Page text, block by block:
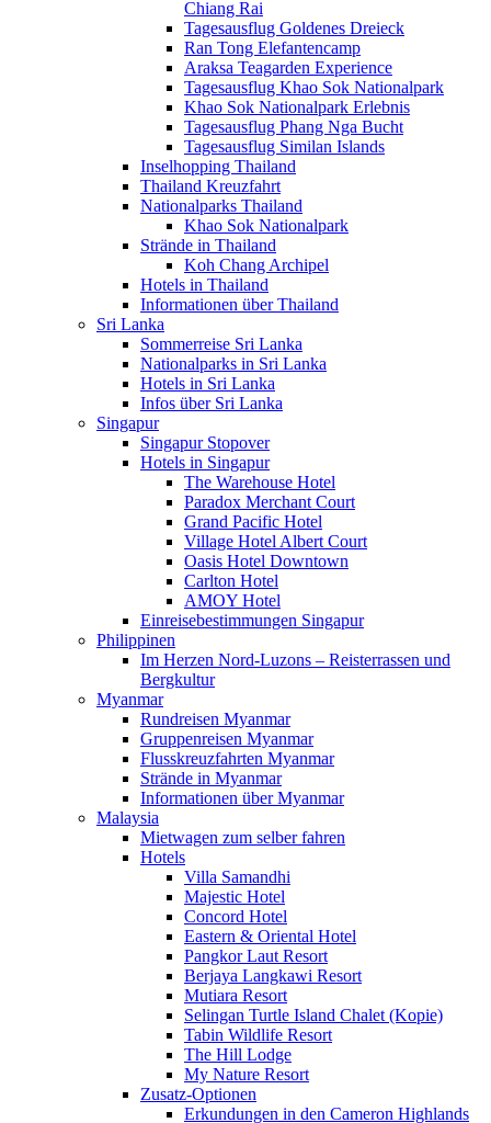
Chiang Rai
Tagesausflug Goldenes Dreieck
Ran Tong Elefantencamp
Araksa Teagarden Experience
Tagesausflug Khao Sok Nationalpark
Khao Sok Nationalpark Erlebnis
Tagesausflug Phang Nga Bucht
Tagesausflug Similan Islands
Inselhopping Thailand
Thailand Kreuzfahrt
Nationalparks Thailand
Khao Sok Nationalpark
Strände in Thailand
Koh Chang Archipel
Hotels in Thailand
Informationen über Thailand
Sri Lanka
Sommerreise Sri Lanka
Nationalparks in Sri Lanka
Hotels in Sri Lanka
Infos über Sri Lanka
Singapur
Singapur Stopover
Hotels in Singapur
The Warehouse Hotel
Paradox Merchant Court
Grand Pacific Hotel
Village Hotel Albert Court
Oasis Hotel Downtown
Carlton Hotel
AMOY Hotel
Einreisebestimmungen Singapur
Philippinen
Im Herzen Nord-Luzons – Reisterrassen und
Bergkultur
Myanmar
Rundreisen Myanmar
Gruppenreisen Myanmar
Flusskreuzfahrten Myanmar
Strände in Myanmar
Informationen über Myanmar
Malaysia
Mietwagen zum selber fahren
Hotels
Villa Samandhi
Majestic Hotel
Concord Hotel
Eastern & Oriental Hotel
Pangkor Laut Resort
Berjaya Langkawi Resort
Mutiara Resort
Selingan Turtle Island Chalet (Kopie)
Tabin Wildlife Resort
The Hill Lodge
My Nature Resort
Zusatz-Optionen
Erkundungen in den Cameron Highlands